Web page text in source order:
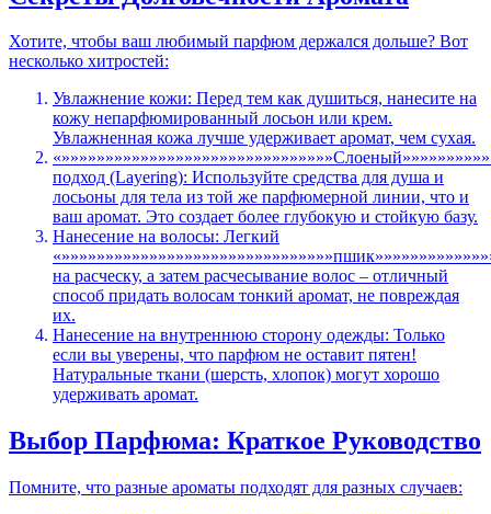
Хотите, чтобы ваш любимый парфюм держался дольше? Вот
несколько хитростей:
Увлажнение кожи: Перед тем как душиться, нанесите на
кожу непарфюмированный лосьон или крем.
Увлажненная кожа лучше удерживает аромат, чем сухая.
подход (Layering): Используйте средства для душа и
лосьоны для тела из той же парфюмерной линии, что и
ваш аромат. Это создает более глубокую и стойкую базу.
Нанесение на волосы: Легкий
на расческу, а затем расчесывание волос – отличный
способ придать волосам тонкий аромат, не повреждая
их.
Нанесение на внутреннюю сторону одежды: Только
если вы уверены, что парфюм не оставит пятен!
Натуральные ткани (шерсть, хлопок) могут хорошо
удерживать аромат.
Выбор Парфюма: Краткое Руководство
Помните, что разные ароматы подходят для разных случаев: